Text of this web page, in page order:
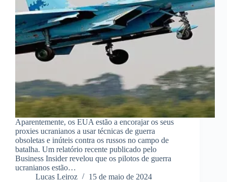
Aparentemente, os EUA estão a encorajar os seus
proxies ucranianos a usar técnicas de guerra
obsoletas e inúteis contra os russos no campo de
batalha. Um relatório recente publicado pelo
Business Insider revelou que os pilotos de guerra
ucranianos estão…
Lucas Leiroz
15 de maio de 2024